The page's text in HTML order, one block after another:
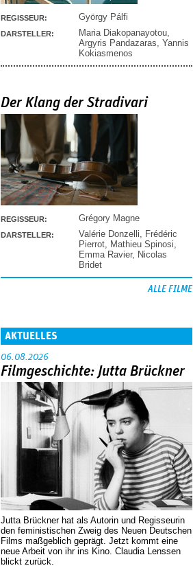
REGISSEUR: György Pálfi
DARSTELLER: Maria Diakopanayotou
Argyris Pandazaras Yannis
Kokiasmenos
Der Klang der Stradivari
REGISSEUR: Grégory Magne
DARSTELLER: Valérie Donzelli
Frédéric
Pierrot Mathieu Spinosi
Emma Ravier, Nicolas
Bridet
ALLE FILME
AKTUELLES
06.08.2026
Filmgeschichte: Jutta Brückner
Jutta Brückner hat als Autorin und Regisseurin
den feministischen Zweig des Neuen Deutschen
Films maßgeblich geprägt. Jetzt kommt eine
neue Arbeit von ihr ins Kino. Claudia Lenssen
blickt zurück.